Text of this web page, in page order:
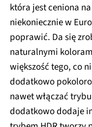
która jest ceniona
niekoniecznie w
poprawić. Da się
naturalnymi
większość tego, co
dodatkowo
nawet włączać
dodatkowo dodaje